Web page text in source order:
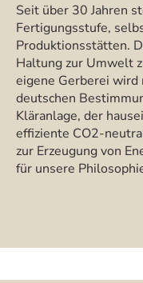
Seit über 30 Jahren
Fertigungsstufe,
Produktionsstätten.
Haltung zur Umwelt
eigene Gerberei wird
deutschen
Kläranlage, der
effiziente CO2-
zur Erzeugung von
für unsere